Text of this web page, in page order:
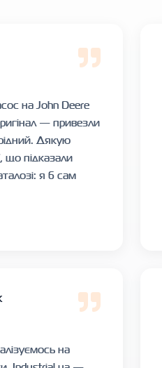
на John Deere
— привезли
Дякую
що підказали
я б сам
на